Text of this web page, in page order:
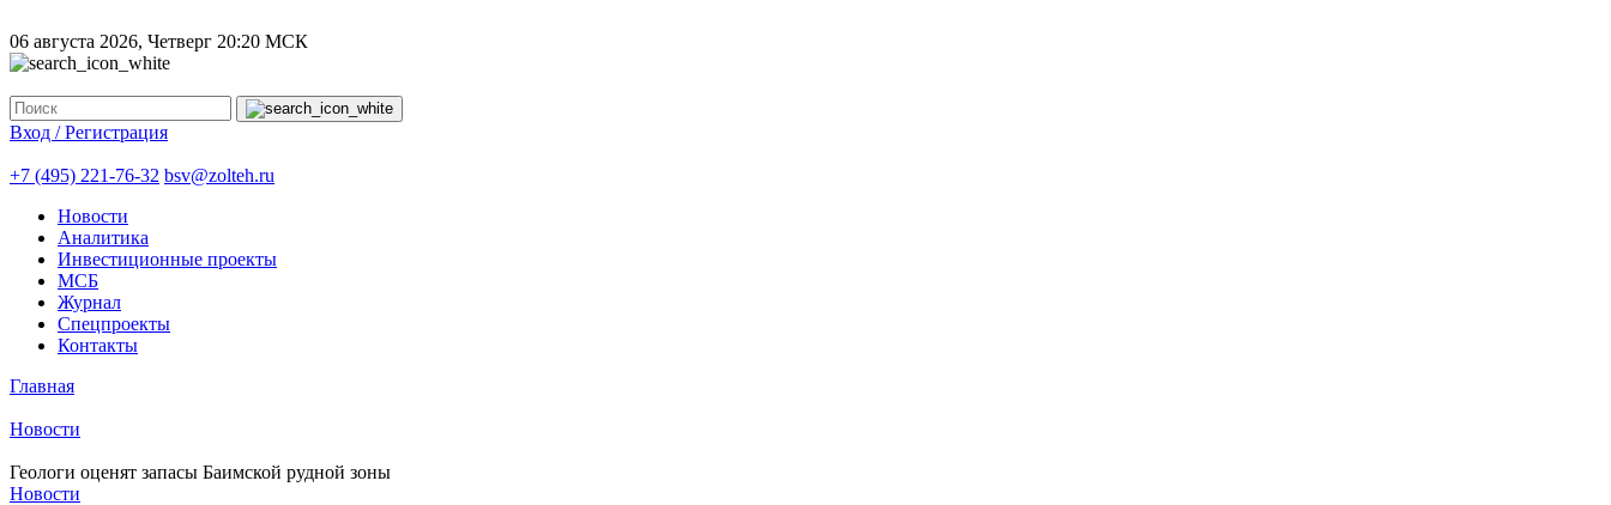
06 августа 2026, Четверг 20:20 МСК
Вход / Регистрация
+7 (495) 221-76-32 bsv@zolteh.ru
Новости
Аналитика
Инвестиционные проекты
МСБ
Журнал
Спецпроекты
Контакты
Главная
Новости
Геологи оценят запасы Баимской рудной зоны
Новости